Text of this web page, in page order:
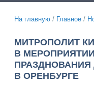
На главную / Главное /
МИТРОПОЛИТ
В
ПРАЗДНОВАНИЯ
В ОРЕНБУРГЕ